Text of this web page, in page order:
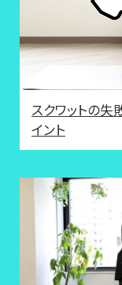
スクワットの失
イント